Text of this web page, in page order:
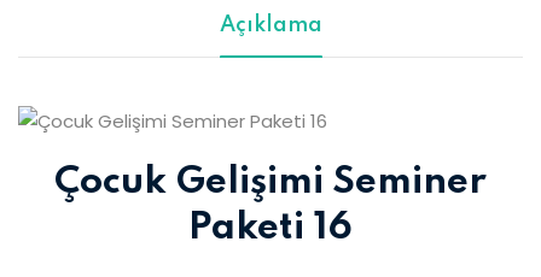
Açıklama
Çocuk Gelişimi Seminer
Paketi 16